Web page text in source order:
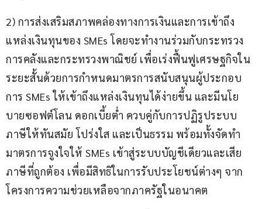
2) การส่งเสริมสภาพคล่องทางการเงินและการเข้าถึง
แหล่งเงินทุนของ SMEs โดยจะทำงานร่วมกับกระทรวง
การคลังและกระทรวงพาณิชย์ เพื่อเร่งฟื้นฟูเศรษฐกิจใน
ระยะสั้นด้วยการกำหนดมาตรการสนับสนุนผู้ประกอบ
การ SMEs ให้เข้าถึงแหล่งเงินทุนได้ง่ายขึ้น และมีนโย
บายซอฟต์โลน ดอกเบี้ยต่ำ ควบคู่กับการปฏิรูประบบ
ภาษีให้ทันสมัย โปร่งใส และเป็นธรรม พร้อมทั้งจัดทำ
มาตรการจูงใจให้ SMEs เข้าสู่ระบบบัญชีเดียวและเสีย
ภาษีที่ถูกต้อง เพื่อมีสิทธิในการรับประโยชน์ต่างๆ จาก
โครงการความช่วยเหลือจากภาครัฐในอนาคต